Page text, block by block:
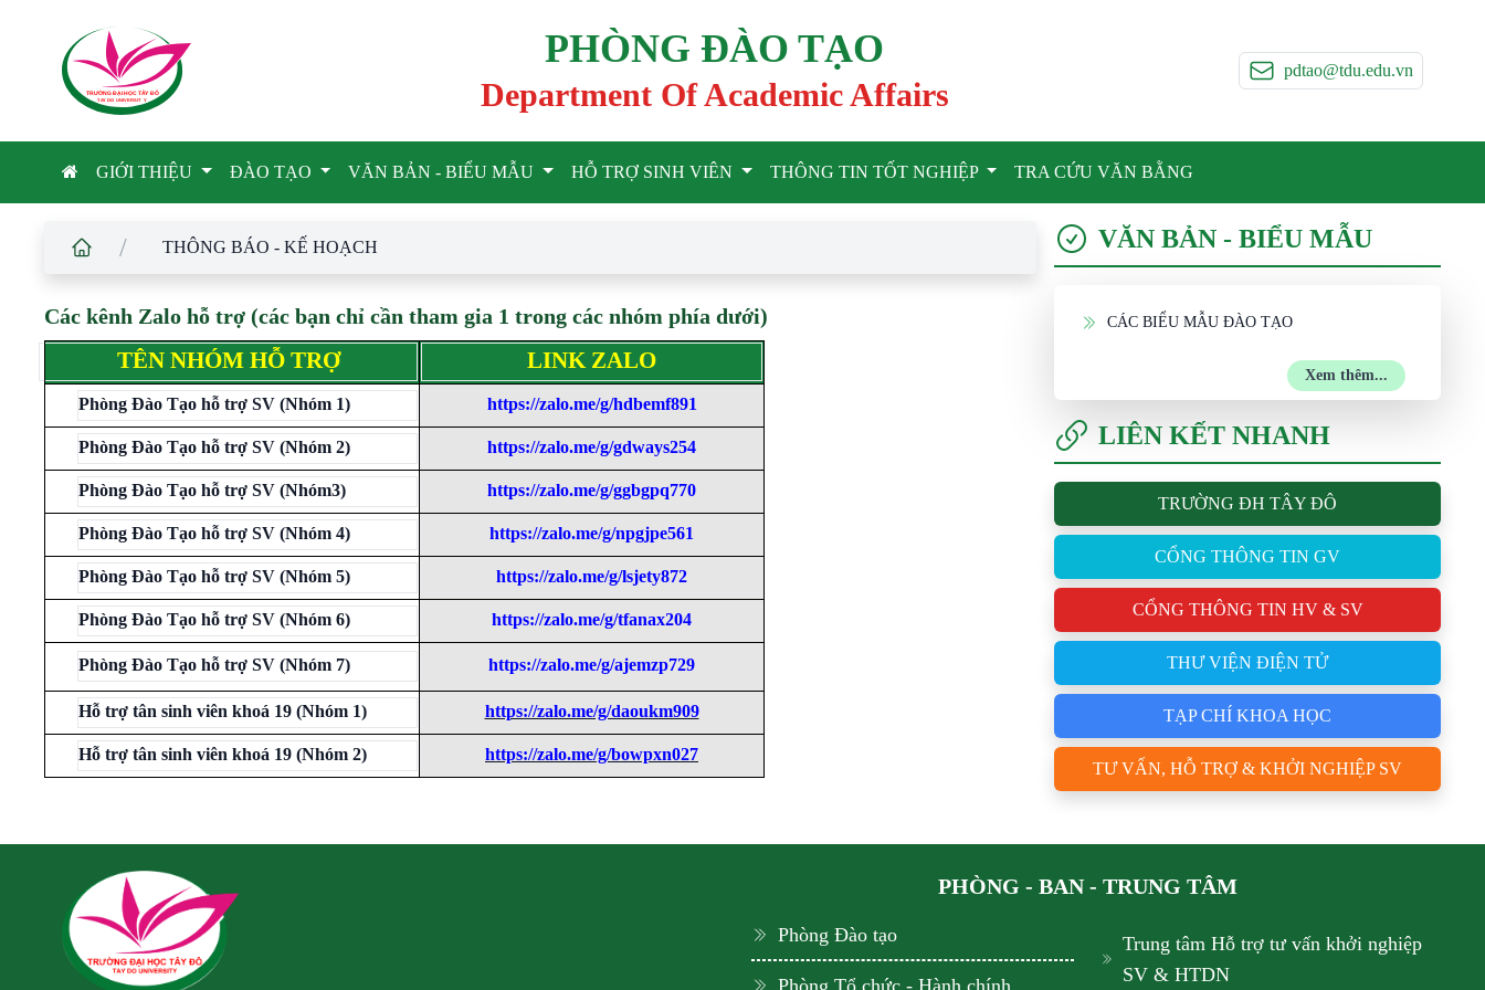
TRƯỜNG ĐẠI HỌC TÂY ĐÔ
TAY DO UNIVERSIT Y
PHÒNG ĐÀO TẠO
Department Of Academic Affairs
pdtao@tdu.edu.vn
GIỚI THIỆU ĐÀO TẠO VĂN BẢN - BIỂU MẪU HỖ TRỢ SINH VIÊN THÔNG TIN TỐT NGHIỆP TRA CỨU VĂN BẰNG
/ THÔNG BÁO - KẾ HOẠCH
Các kênh Zalo hỗ trợ (các bạn chỉ cần tham gia 1 trong các nhóm phía dưới)
TÊN NHÓM HỖ TRỢ LINK ZALO
Phòng Đào Tạo hỗ trợ SV (Nhóm 1) https://zalo.me/g/hdbemf891
Phòng Đào Tạo hỗ trợ SV (Nhóm 2) https://zalo.me/g/gdways254
Phòng Đào Tạo hỗ trợ SV (Nhóm3) https://zalo.me/g/ggbgpq770
Phòng Đào Tạo hỗ trợ SV (Nhóm 4) https://zalo.me/g/npgjpe561
Phòng Đào Tạo hỗ trợ SV (Nhóm 5) https://zalo.me/g/lsjety872
Phòng Đào Tạo hỗ trợ SV (Nhóm 6) https://zalo.me/g/tfanax204
Phòng Đào Tạo hỗ trợ SV (Nhóm 7) https://zalo.me/g/ajemzp729
Hỗ trợ tân sinh viên khoá 19 (Nhóm 1) https://zalo.me/g/daoukm909
Hỗ trợ tân sinh viên khoá 19 (Nhóm 2) https://zalo.me/g/bowpxn027
VĂN BẢN - BIỂU MẪU
CÁC BIỂU MẪU ĐÀO TẠO
Xem thêm...
LIÊN KẾT NHANH
TRƯỜNG ĐH TÂY ĐÔ
CỔNG THÔNG TIN GV
CỔNG THÔNG TIN HV & SV
THƯ VIỆN ĐIỆN TỬ
TẠP CHÍ KHOA HỌC
TƯ VẤN, HỖ TRỢ & KHỞI NGHIỆP SV
PHÒNG - BAN - TRUNG TÂM
Phòng Đào tạo
Phòng Tổ chức - Hành chính
Trung tâm Hỗ trợ tư vấn khởi nghiệp
SV & HTDN